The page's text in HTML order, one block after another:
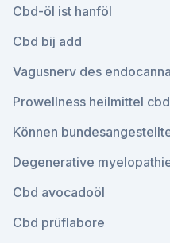
Cbd-öl ist hanföl
Cbd bij add
Vagusnerv des
Prowellness heilmittel
Können
Degenerative
Cbd avocadoöl
Cbd prüflabore